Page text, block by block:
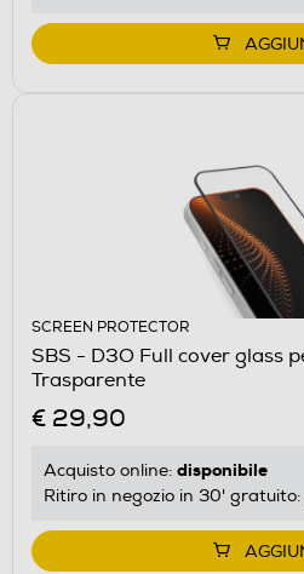
SCREEN PROTECTOR
SBS - D3O Full cover glass
Trasparente
€ 29,90
Acquisto online: disponibile
Ritiro in negozio in 30' gratuito: